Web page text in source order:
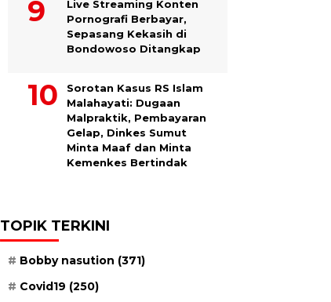
Live Streaming Konten
Pornografi Berbayar,
Sepasang Kekasih di
Bondowoso Ditangkap
Sorotan Kasus RS Islam
Malahayati: Dugaan
Malpraktik, Pembayaran
Gelap, Dinkes Sumut
Minta Maaf dan Minta
Kemenkes Bertindak
TOPIK TERKINI
Bobby nasution (371)
Covid19 (250)